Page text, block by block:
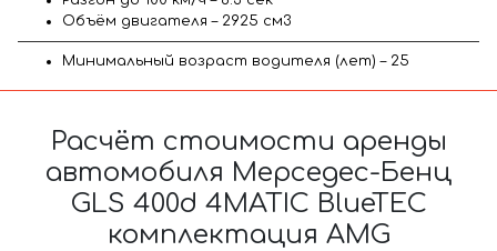
Объём двигателя – 2925 см3
Минимальный возраст водителя (лет) – 25
Расчёт стоимости аренды
автомобиля Мерседес-Бенц
GLS 400d 4MATIC BlueTEC
комплектация AMG